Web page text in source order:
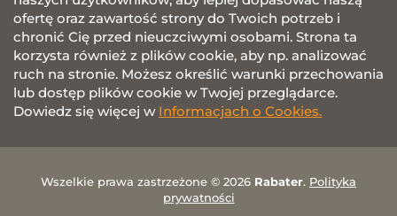
ofertę oraz zawartość strony do Twoich potrzeb i
chronić Cię przed nieuczciwymi osobami. Strona ta
korzysta również z plików cookie, aby np. analizować
ruch na stronie. Możesz określić warunki przechowania
lub dostęp plików cookie w Twojej przeglądarce.
Dowiedz się więcej w Informacjach o Cookies.
Wszelkie prawa zastrzeżone © 2026 Rabater. Polityka
prywatności